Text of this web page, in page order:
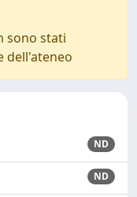
sono stati
dell'ateneo
ND
ND